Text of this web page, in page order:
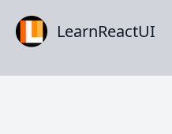
LearnReactUI